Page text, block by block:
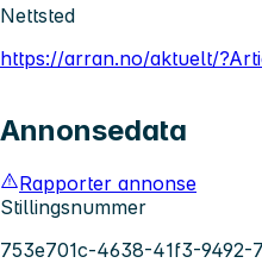
Nettsted
https://arran.no/aktuelt/
Annonsedata
Rapporter annonse
Stillingsnummer
753e701c-4638-41f3-9492-